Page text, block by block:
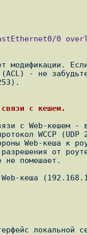
модификации.
(ACL) - не
с кешем.
с Web-кешем -
WCCP
Web-кеша к
от
не помешает.
кеша
локальной